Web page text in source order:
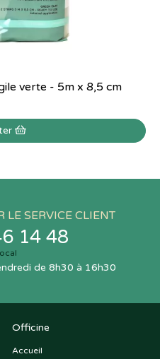
verte - 5m x 8,5 cm
LE SERVICE CLIENT
14 48
de 8h30 à 16h30
Officine
Accueil